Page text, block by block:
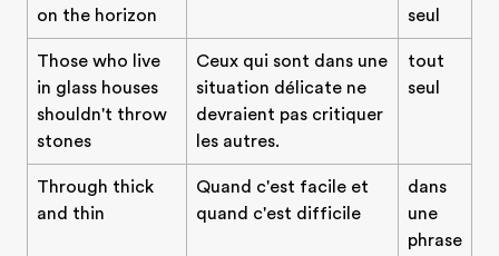
Evalue ton niveau d'anglais
on the horizon
seul
Those who live
in glass houses
shouldn't throw
stones
Ceux qui sont dans une
situation délicate ne
devraient pas critiquer
les autres.
tout
seul
Through thick
and thin
Quand c'est facile et
quand c'est difficile
dans
une
phrase